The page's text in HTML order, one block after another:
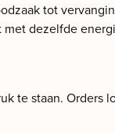
tot
dezelfde
te staan. Orders